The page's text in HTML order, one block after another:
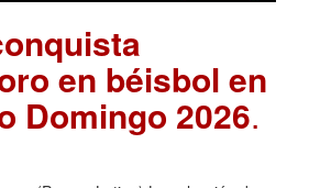
en béisbol en
Domingo 2026.